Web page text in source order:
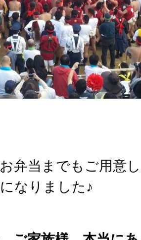
弁当までもご用意
なりました♪